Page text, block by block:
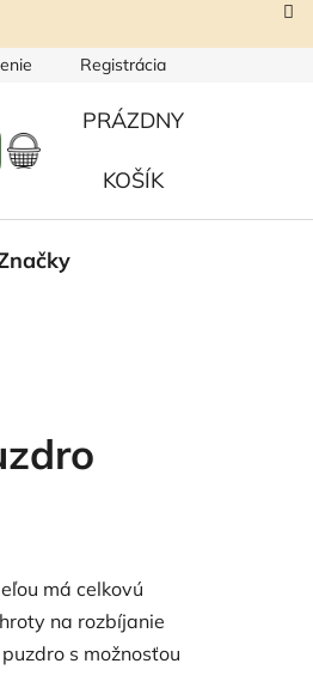
Registrácia
NÁKUPNÝ
PRÁZDNY
KOŠÍK
má celkovú
na rozbíjanie
s možnosťou